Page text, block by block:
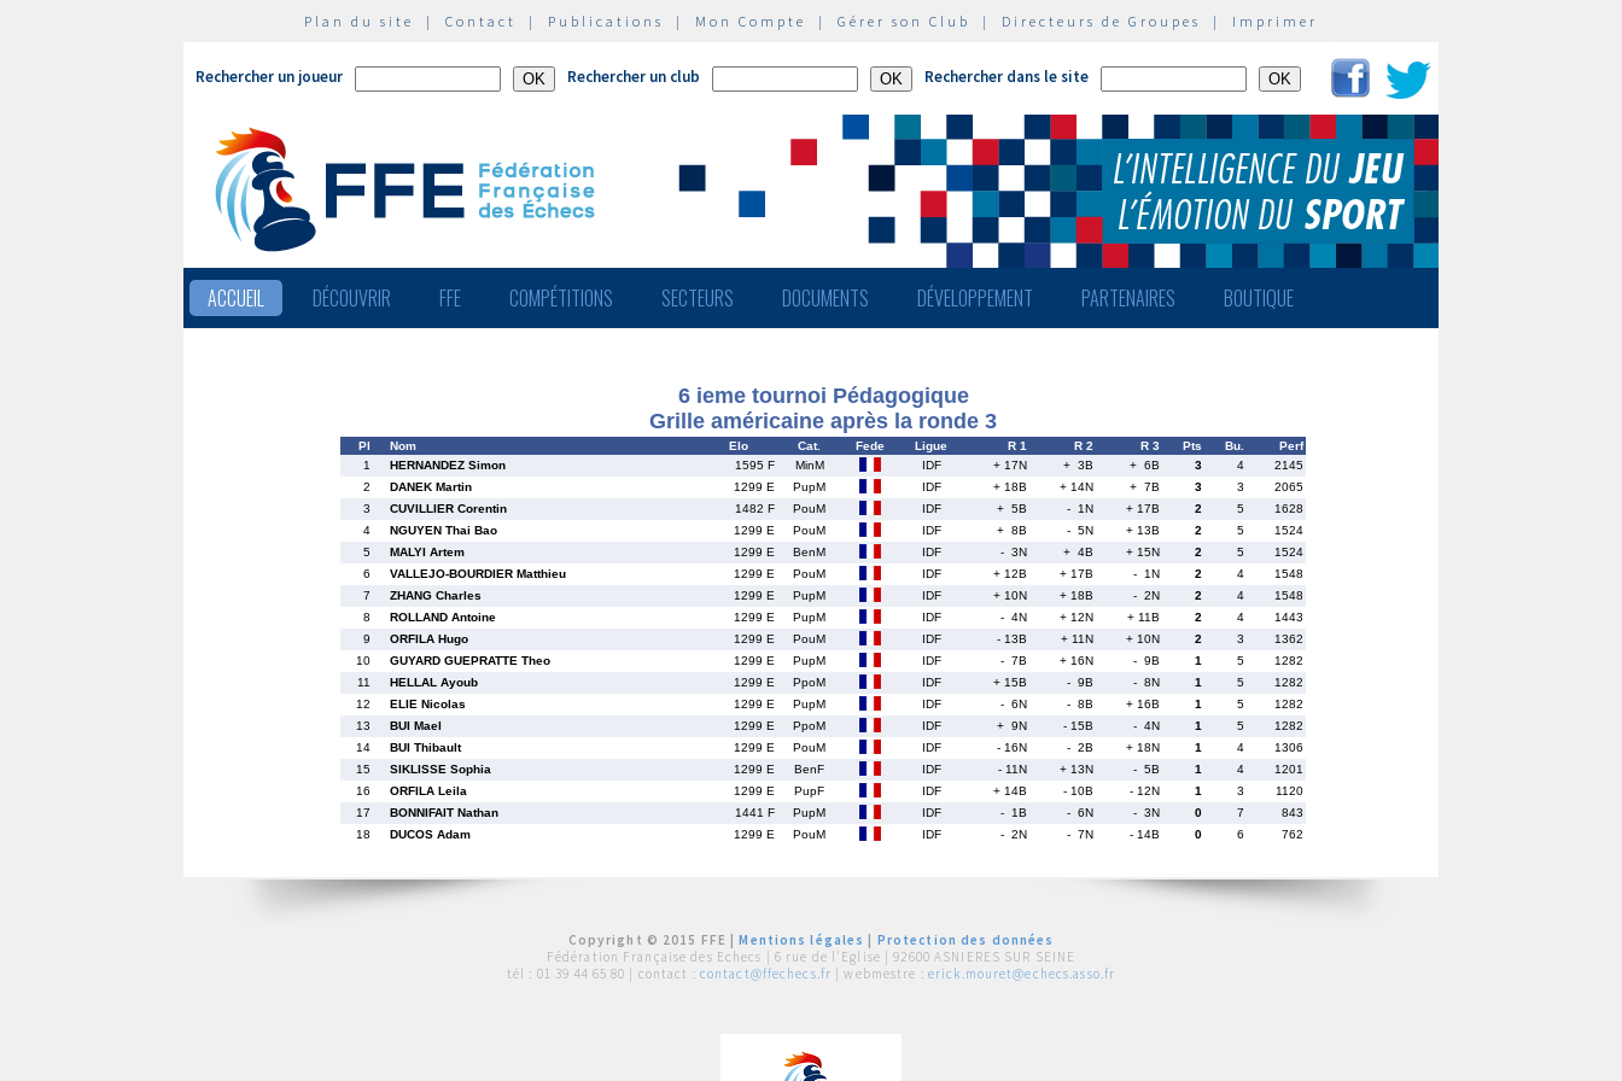
Plan du site | Contact | Publications | Mon Compte | Gérer son Club | Directeurs de Groupes | Imprimer
Rechercher un joueur Rechercher un club Rechercher dans le site
ACCUEIL DÉCOUVRIR FFE COMPÉTITIONS SECTEURS DOCUMENTS DÉVELOPPEMENT PARTENAIRES BOUTIQUE
6 ieme tournoi Pédagogique
Grille américaine après la ronde 3
Pl Nom Elo Cat. Fede Ligue R 1 R 2 R 3 Pts Bu.
Perf
1
HERNANDEZ Simon 1595 F MinM IDF + 17N + 3B + 6B 3 4
2145
2
DANEK Martin 1299 E PupM IDF + 18B + 14N + 7B 3 3
2065
3
CUVILLIER Corentin 1482 F PouM IDF + 5B - 1N + 17B 2 5
1628
4
NGUYEN Thai Bao 1299 E PouM IDF + 8B - 5N + 13B 2 5
1524
5
MALYI Artem 1299 E BenM IDF - 3N + 4B + 15N 2 5
1524
6
VALLEJO-BOURDIER Matthieu 1299 E PouM IDF + 12B + 17B - 1N 2 4
1548
7
ZHANG Charles 1299 E PupM IDF + 10N + 18B - 2N 2 4
1548
8
ROLLAND Antoine 1299 E PupM IDF - 4N + 12N + 11B 2 4
1443
9
ORFILA Hugo 1299 E PouM IDF - 13B + 11N + 10N 2 3
1362
10
GUYARD GUEPRATTE Theo 1299 E PupM IDF - 7B + 16N - 9B 1 5
1282
11
HELLAL Ayoub 1299 E PpoM IDF + 15B - 9B - 8N 1 5
1282
12
ELIE Nicolas 1299 E PupM IDF - 6N - 8B + 16B 1 5
1282
13
BUI Mael 1299 E PpoM IDF + 9N - 15B - 4N 1 5
1282
14
BUI Thibault 1299 E PouM IDF - 16N - 2B + 18N 1 4
1306
15
SIKLISSE Sophia 1299 E BenF IDF - 11N + 13N - 5B 1 4
1201
16
ORFILA Leila 1299 E PupF IDF + 14B - 10B - 12N 1 3
1120
17
BONNIFAIT Nathan 1441 F PupM IDF - 1B - 6N - 3N 0 7
843
18
DUCOS Adam 1299 E PouM IDF - 2N - 7N - 14B 0 6 762
Copyright © 2015 FFE |Mentions légales
Protection des données
Fédération Française des Echecs | 6 rue de l'Eglise | 92600 ASNIERES SUR SEINE
tél : 01 39 44 65 80 | contact : contact@ffechecs.fr | webmestre : erick.mouret@echecs.asso.fr